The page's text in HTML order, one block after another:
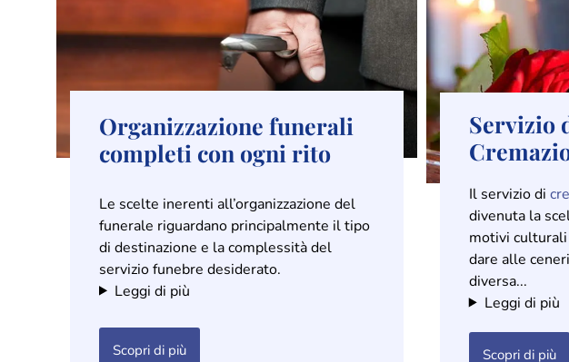
Organizzazione funerali
completi con ogni rito
Le scelte inerenti all’organizzazione del
funerale riguardano principalmente il tipo
di destinazione e la complessità del
servizio funebre desiderato.
Leggi di più
Scopri di più
Servizio
Il servizio di
divenuta la
motivi
dare alle
diversa...
Leggi di più
Scopri di più